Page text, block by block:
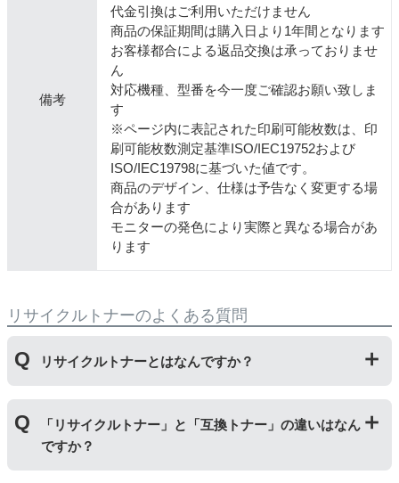
備考
代金引換はご利用いただけません
商品の保証期間は購入日より1年間となります
お客様都合による返品交換は承っておりませ
ん
対応機種、型番を今一度ご確認お願い致しま
す
※ページ内に表記された印刷可能枚数は、印
刷可能枚数測定基準ISO/IEC19752および
ISO/IEC19798に基づいた値です。
商品のデザイン、仕様は予告なく変更する場
合があります
モニターの発色により実際と異なる場合があ
ります
リサイクルトナーのよくある質問
リサイクルトナーとはなんですか？
にて洗浄やトナー(粉)充填をしたうえで、再度販売して
いる商品です。
純正品に比べて、印刷代を節約することができます。
「リサイクルトナー」と「互換トナー」の違いはなん
ですか？